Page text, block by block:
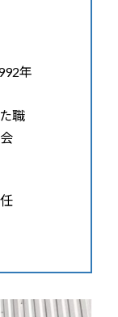
年
職